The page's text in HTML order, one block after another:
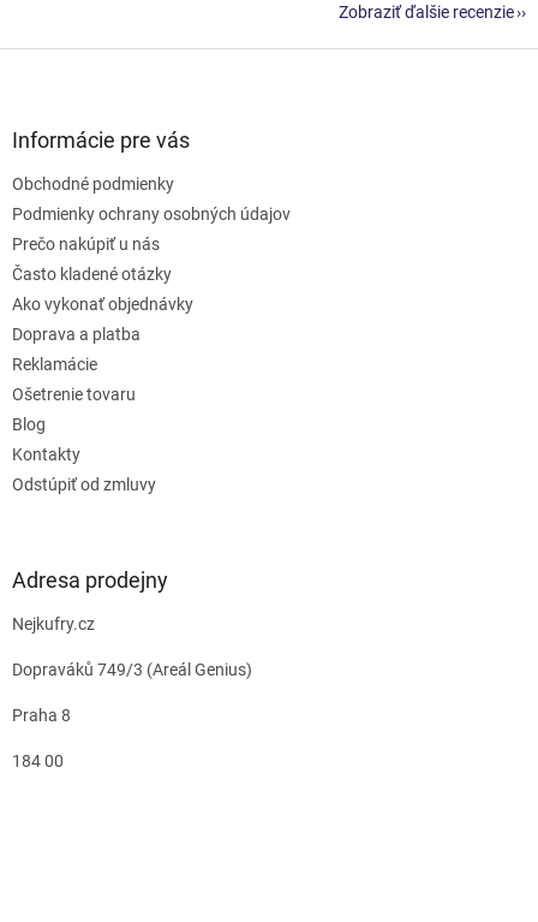
Zobraziť ďalšie recenzie
Informácie pre vás
Obchodné podmienky
Podmienky ochrany osobných údajov
Prečo nakúpiť u nás
Často kladené otázky
Ako vykonať objednávky
Doprava a platba
Reklamácie
Ošetrenie tovaru
Blog
Kontakty
Odstúpiť od zmluvy
Adresa prodejny
Nejkufry.cz
Dopraváků 749/3 (Areál Genius)
Praha 8
184 00